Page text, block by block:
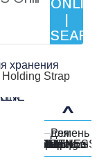
хранения
Holding Strap